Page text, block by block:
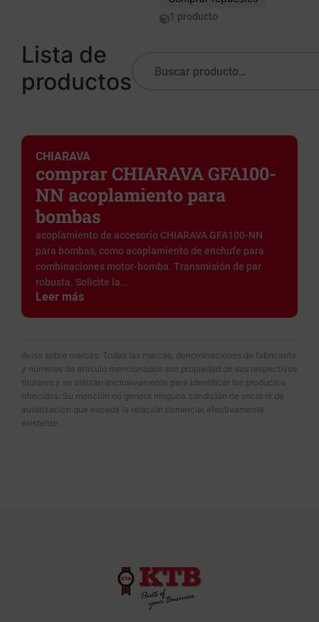
1 producto
Lista de
productos
CHIARAVA
comprar CHIARAVA GFA100-
NN acoplamiento para
bombas
acoplamiento de accesorio CHIARAVA GFA100-NN
para bombas, como acoplamiento de enchufe para
combinaciones motor-bomba. Transmisión de par
robusta. Solicite la...
Leer más
Aviso sobre marcas: Todas las marcas, denominaciones de fabricante
y números de artículo mencionados son propiedad de sus respectivos
titulares y se utilizan exclusivamente para identificar los productos
ofrecidos. Su mención no genera ninguna condición de socio ni de
autorización que exceda la relación comercial efectivamente
existente.